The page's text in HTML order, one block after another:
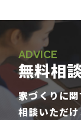
ADVICE
無料相
家づくりに
相談いただ